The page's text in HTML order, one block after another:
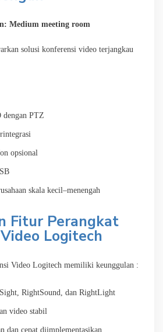
Medium meeting room
solusi konferensi video terjangkau
PTZ
opsional
skala kecil–menengah
Fitur Perangkat
Logitech
Video Logitech memiliki keunggulan :
RightSound, dan RightLight
video stabil
dan cepat diimplementasikan